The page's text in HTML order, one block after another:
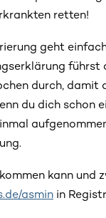
retten!
geht
führst
durch, damit
du dich schon
kann und
asmin in